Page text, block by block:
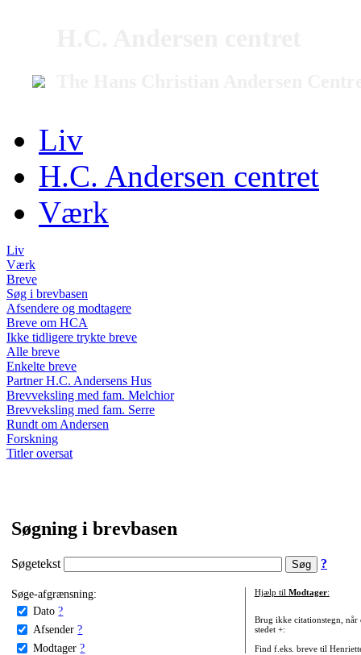
Liv
H.C. Andersen centret
Værk
Liv
Værk
Breve
Søg i brevbasen
Afsendere og modtagere
Breve om HCA
Ikke tidligere trykte breve
Alle breve
Enkelte breve
Partner H.C. Andersens Hus
Brevveksling med fam. Melchior
Brevveksling med fam. Serre
Rundt om Andersen
Forskning
Titler oversat
Søgning i brevbasen
Søgetekst ?
Søge-afgrænsning:
Dato ?
Afsender ?
Modtager ?
Hjælp til Modtager:
Brug ikke citationstegn, når
stedet +:
Find f.eks. breve til